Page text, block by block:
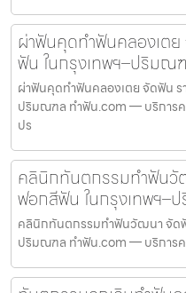
ผ่าฟันคุดทำฟันคลองเต
ฟัน ในกรุงเทพฯ–ปริมณ
ผ่าฟันคุดทำฟันคลองเตย จัดฟัน
ปริมณฑล ทำฟัน.com — บริการ
ปร
คลินิกทันตกรรมทำฟันวั
ฟอกสีฟัน ในกรุงเทพฯ
คลินิกทันตกรรมทำฟันวัฒนา จัด
ปริมณฑล ทำฟัน.com — บริการ